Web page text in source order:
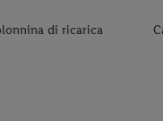
di ricarica